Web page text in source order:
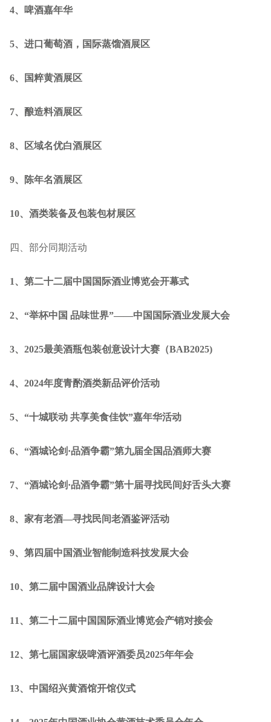
4、啤酒嘉年华
5、进口葡萄酒，国际蒸馏酒展区
6、国粹黄酒展区
7、酿造料酒展区
8、区域名优白酒展区
9、陈年名酒展区
10、酒类装备及包装包材展区
四、部分同期活动
1、第二十二届中国国际酒业博览会开幕式
2、“举杯中国 品味世界”——中国国际酒业发展大会
3、2025最美酒瓶包装创意设计大赛（BAB2025)
4、2024年度青酌酒类新品评价活动
5、“十城联动 共享美食佳饮”嘉年华活动
6、“酒城论剑·品酒争霸”第九届全国品酒师大赛
7、“酒城论剑·品酒争霸”第十届寻找民间好舌头大赛
8、家有老酒—寻找民间老酒鉴评活动
9、第四届中国酒业智能制造科技发展大会
10、第二届中国酒业品牌设计大会
11、第二十二届中国国际酒业博览会产销对接会
12、第七届国家级啤酒评酒委员2025年年会
13、中国绍兴黄酒馆开馆仪式